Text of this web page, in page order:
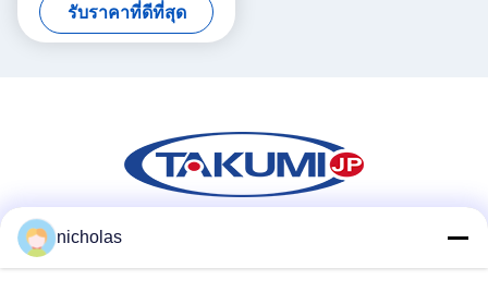
ไชแอนน์
รับราคาที่ดีที่สุด
nicholas